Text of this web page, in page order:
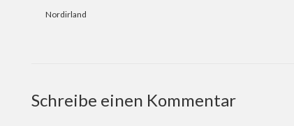
Nordirland
Schreibe einen Kommentar